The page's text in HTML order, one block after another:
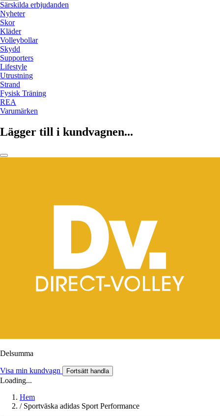
Särskilda erbjudanden
Nyheter
Skor
Kläder
Volleybollar
Skydd
Supporters
Lifestyle
Utrustning
Strand
Fysisk Träning
REA
Varumärken
Lägger till i kundvagnen...
Delsumma
Visa min kundvagn Fortsätt handla
Loading...
Hem
/ Sportväska adidas Sport Performance